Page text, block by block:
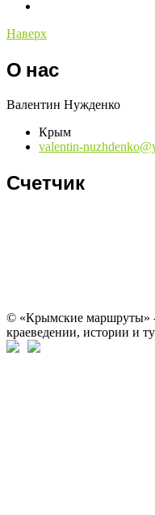
Наверх
О нас
Валентин Нужденко
Крым
valentin-
Счетчик
© «Крымские маршруты»
краеведении, истории и